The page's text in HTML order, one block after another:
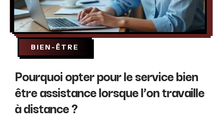
BIEN-ÊTRE
Pourquoi opter pour le service bien
être assistance lorsque l’on travaille
à distance ?